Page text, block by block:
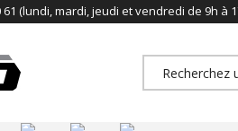
61 (lundi, mardi, jeudi et vendredi de 9h à